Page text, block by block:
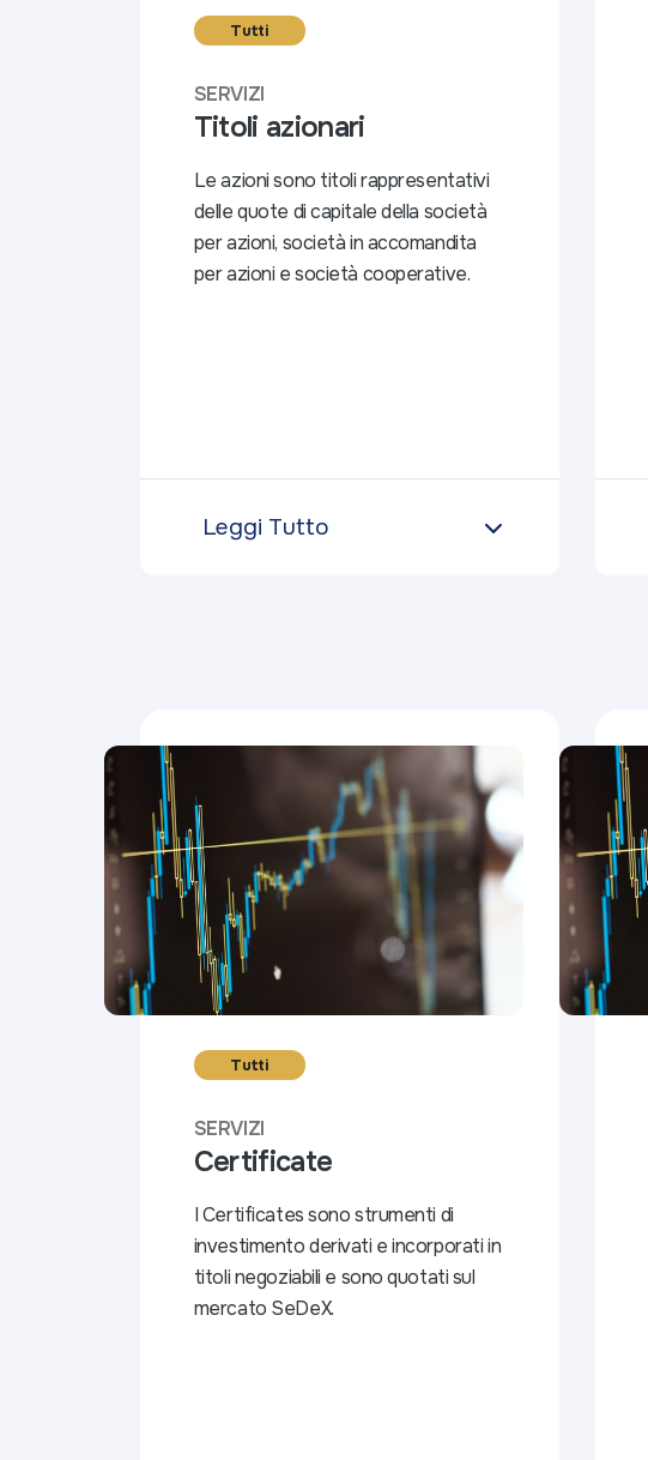
Tutti
SERVIZI
Titoli azionari
Le azioni sono titoli rappresentativi
delle quote di capitale della società
per azioni, società in accomandita
per azioni e società cooperative.
Leggi Tutto
Tutti
SERVIZI
Certificate
I Certificates sono strumenti di
investimento derivati e incorporati in
titoli negoziabili e sono quotati sul
mercato SeDeX.